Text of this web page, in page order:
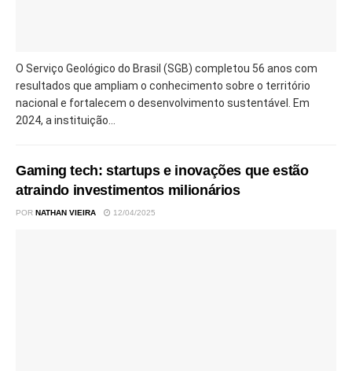
O Serviço Geológico do Brasil (SGB) completou 56 anos com
resultados que ampliam o conhecimento sobre o território
nacional e fortalecem o desenvolvimento sustentável. Em
2024, a instituição...
Gaming tech: startups e inovações que estão
atraindo investimentos milionários
POR NATHAN VIEIRA 12/04/2025